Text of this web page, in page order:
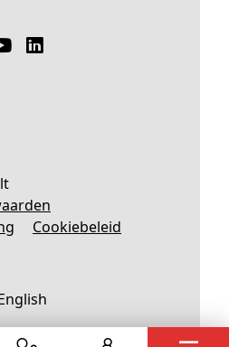
Cookiebeleid
English